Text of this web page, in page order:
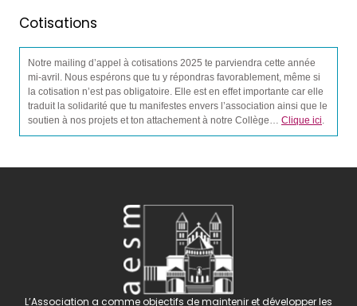
Cotisations
Notre mailing d’appel à cotisations 2025 te parviendra cette année
mi-avril. Nous espérons que tu y répondras favorablement, même si
la cotisation n’est pas obligatoire. Elle est en effet importante car elle
traduit la solidarité que tu manifestes envers l’association ainsi que le
soutien à nos projets et ton attachement à notre Collège… Clique ici.
L’Association a comme objectifs de maintenir et développer les